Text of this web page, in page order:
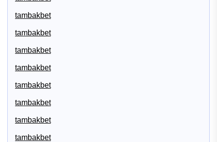
tambakbet
tambakbet
tambakbet
tambakbet
tambakbet
tambakbet
tambakbet
tambakbet